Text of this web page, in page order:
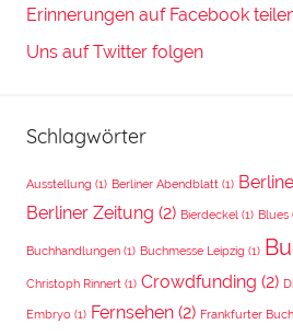
Erinnerungen auf Facebook
Uns auf Twitter folgen
Schlagwörter
Ausstellung (1) Berliner Abendblatt (1)
Berliner Zeitung (2) Bierdeckel (1) Blues
Buchhandlungen (1) Buchmesse Leipzig (1)
Christoph Rinnert (1) Crowdfunding (2)
Embryo (1) Fernsehen (2) Frankfurter